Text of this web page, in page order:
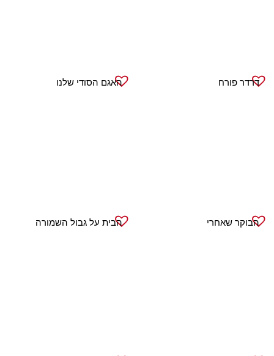
דרדר פורח האגם הסודי שלנו
הבוקר שאחרי הבית על גבול השמורה